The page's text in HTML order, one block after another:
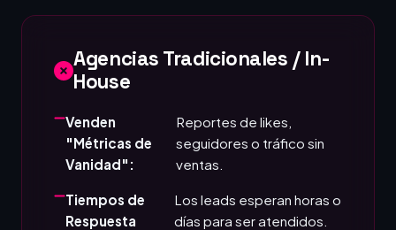
Agencias Tradicionales / In-
House
Venden
"Métricas de
Vanidad":
Reportes de likes,
seguidores o tráfico sin
ventas.
Tiempos de
Respuesta
Los leads esperan horas o
días para ser atendidos.